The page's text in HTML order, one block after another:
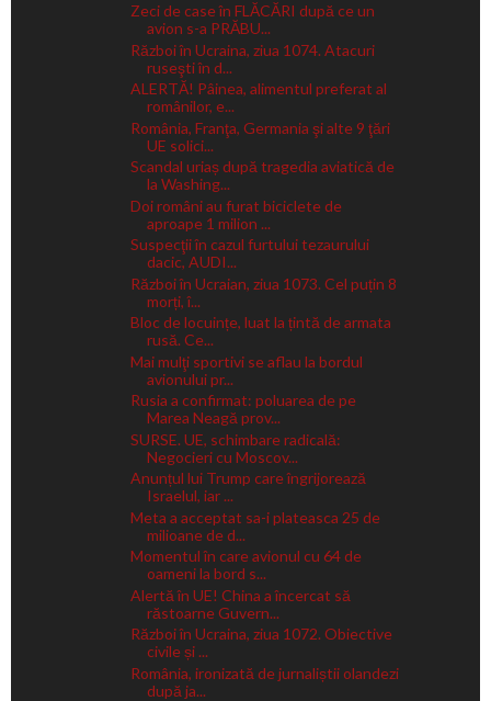
Zeci de case în FLĂCĂRI după ce un
avion s-a PRĂBU...
Război în Ucraina, ziua 1074. Atacuri
ruseşti în d...
ALERTĂ! Pâinea, alimentul preferat al
românilor, e...
România, Franţa, Germania şi alte 9 ţări
UE solici...
Scandal uriaș după tragedia aviatică de
la Washing...
Doi români au furat biciclete de
aproape 1 milion ...
Suspecţii în cazul furtului tezaurului
dacic, AUDI...
Război în Ucraian, ziua 1073. Cel puțin 8
morți, î...
Bloc de locuințe, luat la țintă de armata
rusă. Ce...
Mai mulţi sportivi se aflau la bordul
avionului pr...
Rusia a confirmat: poluarea de pe
Marea Neagă prov...
SURSE. UE, schimbare radicală:
Negocieri cu Moscov...
Anunțul lui Trump care îngrijorează
Israelul, iar ...
Meta a acceptat sa-i plateasca 25 de
milioane de d...
Momentul în care avionul cu 64 de
oameni la bord s...
Alertă în UE! China a încercat să
răstoarne Guvern...
Război în Ucraina, ziua 1072. Obiective
civile și ...
România, ironizată de jurnaliștii olandezi
după ja...